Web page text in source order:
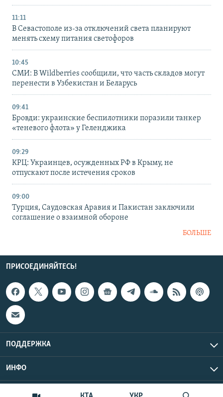
11:11
В Севастополе из-за отключений света планируют
менять схему питания светофоров
10:45
СМИ: В Wildberries сообщили, что часть складов могут
перенести в Узбекистан и Беларусь
09:41
Бровди: украинские беспилотники поразили танкер
«теневого флота» у Геленджика
09:29
КРЦ: Украинцев, осужденных РФ в Крыму, не
отпускают после истечения сроков
09:00
Турция, Саудовская Аравия и Пакистан заключили
соглашение о взаимной обороне
БОЛЬШЕ
ПРИСОЕДИНЯЙТЕСЬ!
ПОДДЕРЖКА
ИНФО
Copyright Крым.Реалии, 2026 | Все права защищены.
UTC+3